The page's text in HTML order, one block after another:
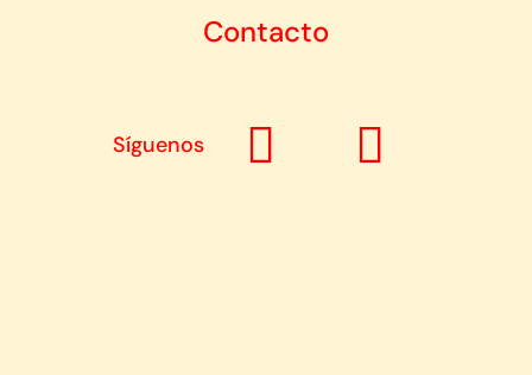
Contacto